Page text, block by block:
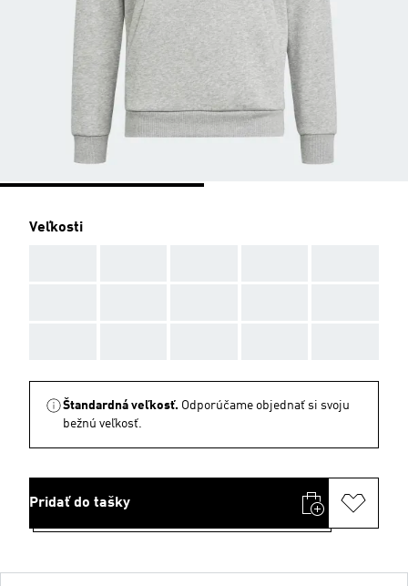
Veľkosti
Štandardná veľkosť. Odporúčame objednať si svoju
bežnú veľkosť.
Pridať do tašky